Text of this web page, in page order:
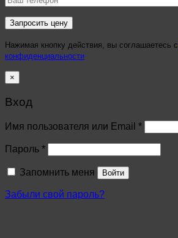
Нажимая кнопку действия, вы соглашаетесь с
конфиденциальности
×
Вход
Имя пользователя или Email *
Пароль *
Запомнить меня Войти
Забыли свой пароль?